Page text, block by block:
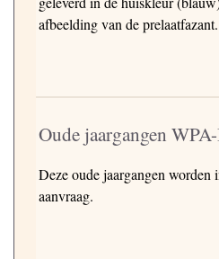
afbeelding van de
Oude jaargangen
Deze oude jaargangen
aanvraag.